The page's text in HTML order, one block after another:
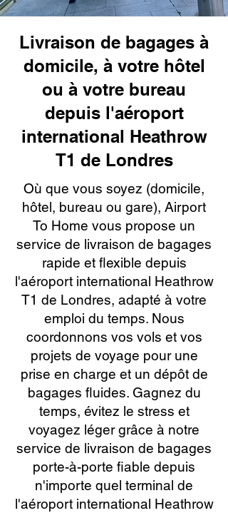
Livraison de bagages à
domicile, à votre hôtel
ou à votre bureau
depuis l'aéroport
international Heathrow
T1 de Londres
Où que vous soyez (domicile,
hôtel, bureau ou gare), Airport
To Home vous propose un
service de livraison de bagages
rapide et flexible depuis
l'aéroport international Heathrow
T1 de Londres, adapté à votre
emploi du temps. Nous
coordonnons vos vols et vos
projets de voyage pour une
prise en charge et un dépôt de
bagages fluides. Gagnez du
temps, évitez le stress et
voyagez léger grâce à notre
service de livraison de bagages
porte-à-porte fiable depuis
n'importe quel terminal de
l'aéroport international Heathrow